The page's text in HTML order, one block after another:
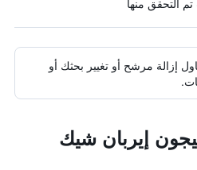
إزالة مرشح أو تغيير بحثك أو
إيربان شيك